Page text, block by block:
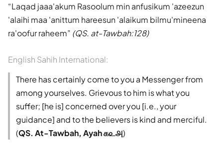
Laqad jaaa'akum Rasoolum min anfusikum 'azeezun
'alaihi maa 'anittum hareesun 'alaikum bilmu'mineena
ra'oofur raheem (QS. at-Tawbah:128)
English Sahih International:
There has certainly come to you a Messenger from
among yourselves. Grievous to him is what you
suffer; [he is] concerned over you [i.e., your
guidance] and to the believers is kind and merciful.
(QS. At-Tawbah, Ayah ௧௨௮)